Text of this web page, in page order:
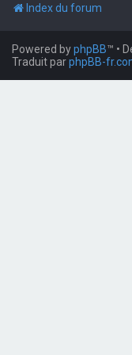
Index du forum
Powered byphpBB™ •
Traduit parphpBB-